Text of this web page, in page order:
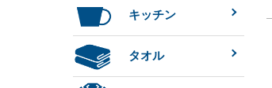
キッチン
タオル